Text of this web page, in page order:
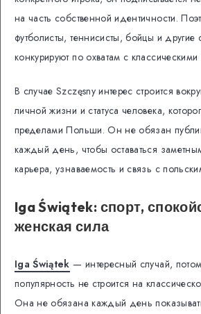
на часть собственной идентичности.
футболисты, теннисисты, бойцы и другие
конкурируют по охватам с
В случае Szczęsny интерес строится
личной жизни и статуса человека,
пределами Польши. Он не обязан
каждый день, чтобы оставаться
карьера, узнаваемость и связь с
Iga Świątek: спорт,
женская сила
Iga Świątek — интересный случай,
популярность не строится на
Она не обязана каждый день